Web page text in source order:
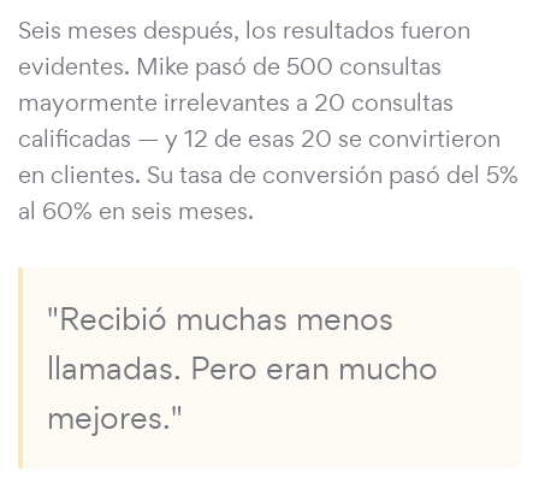
Seis meses después, los resultados fueron
evidentes. Mike pasó de 500 consultas
mayormente irrelevantes a 20 consultas
calificadas — y 12 de esas 20 se convirtieron
en clientes. Su tasa de conversión pasó del 5%
al 60% en seis meses.
"Recibió muchas menos
llamadas. Pero eran mucho
mejores."